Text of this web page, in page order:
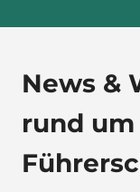
News &
rund